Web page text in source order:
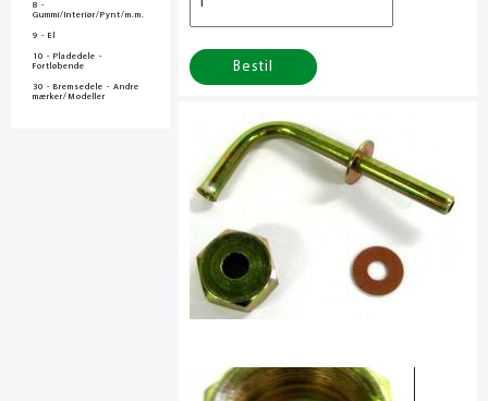
8 -
Gummi/Interiør/Pynt/m.m.
9 - El
10 - Pladedele -
Fortløbende
30 - Bremsedele - Andre
mærker/Modeller
Bestil